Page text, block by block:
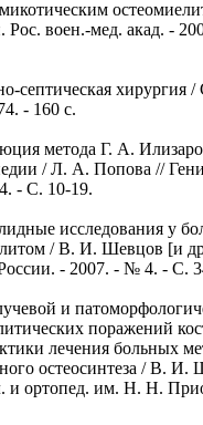
воен.-мед. акад. -
септическая хирургия /
- 160 с.
метода Г. А.
/ Л. А. Попова //
- С. 10-19.
исследования у
/ В. И. Шевцов [и
- 2007. - № 4. - С.
и
поражений
лечения больных
остеосинтеза / В. И.
и ортопед. им. Н. Н.